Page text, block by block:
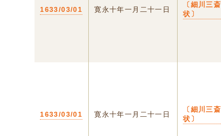
1633/03/01 寛永十年一月二十一日
〔細川三
状〕
1633/03/01 寛永十年一月二十一日
〔細川三
状〕